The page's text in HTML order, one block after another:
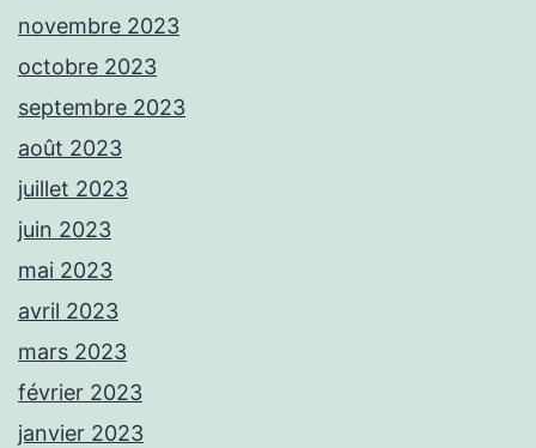
novembre 2023
octobre 2023
septembre 2023
août 2023
juillet 2023
juin 2023
mai 2023
avril 2023
mars 2023
février 2023
janvier 2023